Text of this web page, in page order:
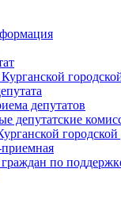
депутатов
депутатские
по